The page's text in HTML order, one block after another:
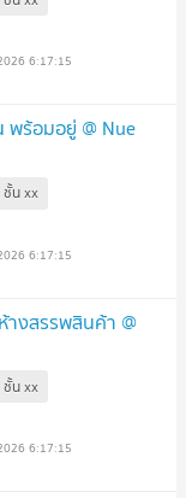
6:17:15
พร้อมอยู่ @ Nue
ชั้นxx
6:17:15
างสรรพสินค้า @
ชั้นxx
6:17:15